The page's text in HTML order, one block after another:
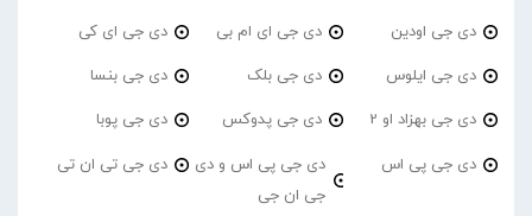
دی جی اودین دی جی ای ام بی دی جی ای کی
دی جی ایلوس دی جی بلک دی جی بنسا
دی جی بهزاد او 2 دی جی پدوکس دی جی پوبا
دی جی پی اس
دی جی پی اس و دی
جی ان جی
دی جی تی ان تی